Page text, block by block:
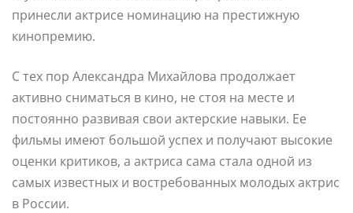
принесли актрисе номинацию на престижную
кинопремию.
С тех пор Александра Михайлова продолжает
активно сниматься в кино, не стоя на месте и
постоянно развивая свои актерские навыки. Ее
фильмы имеют большой успех и получают высокие
оценки критиков, а актриса сама стала одной из
самых известных и востребованных молодых актрис
в России.